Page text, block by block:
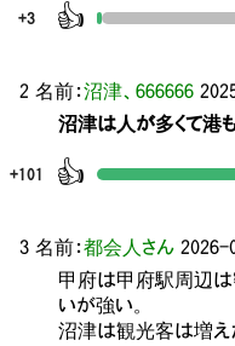
+3 👍
2 名前：沼津、666666
沼津は人が多くて港
+101 👍
3 名前：都会人さん 2026-
甲府は甲府駅周辺は
いが強い。
沼津は観光客は増え